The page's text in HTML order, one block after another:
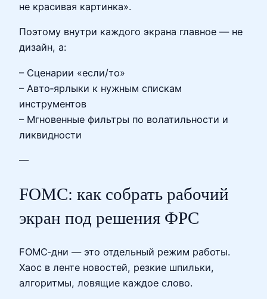
не красивая картинка».
Поэтому внутри каждого экрана главное — не
дизайн, а:
– Сценарии «если/то»
– Авто‑ярлыки к нужным спискам
инструментов
– Мгновенные фильтры по волатильности и
ликвидности
—
FOMC: как собрать рабочий
экран под решения ФРС
FOMC‑дни — это отдельный режим работы.
Хаос в ленте новостей, резкие шпильки,
алгоритмы, ловящие каждое слово.